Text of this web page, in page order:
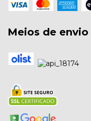
Meios de envio